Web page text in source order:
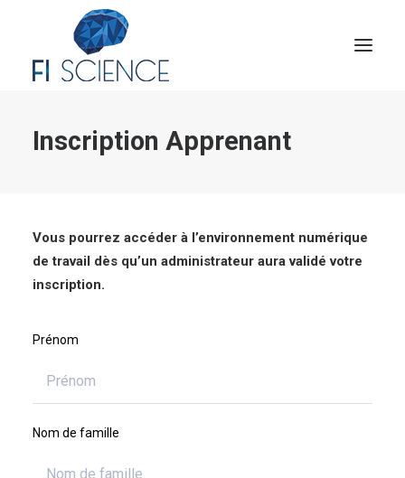
Conseil
Congrès Français de TIP
Contact
Inscription Apprenant
Vous pourrez accéder à l’environnement numérique
de travail dès qu’un administrateur aura validé votre
inscription.
Prénom
Nom de famille